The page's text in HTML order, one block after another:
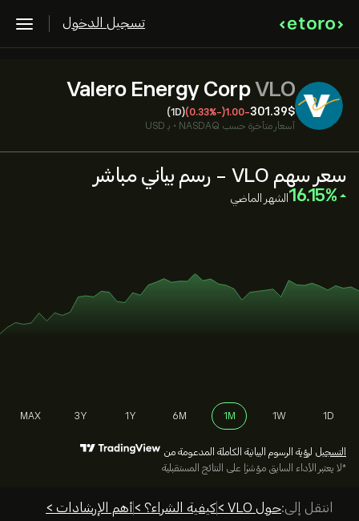
تسجيل الدخول
Valero Energy CorpVLO
301.39‎$‎
-1.00
(-0.33%)
(1D)
أسعار متأخرة حسب NASDAQ
• بـ USD
سعر سهم VLO - رسم بياني مباشر
‎16.15‎ الشهر الماضي
1D
1W
1M
6M
1Y
3Y
MAX
التسجيل لرؤية الرسوم البيانية الكاملة المدعومة من
*لا يعتبر الأداء السابق مؤشرًا على النتائج المستقبلية
انتقل إلى:حول VLO > كيفية الشراء؟ >أهم الإرشادات >